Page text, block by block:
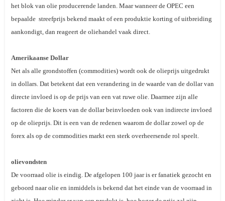
het blok van olie producerende landen. Maar wanneer de OPEC een
bepaalde streefprijs bekend maakt of een produktie korting of uitbreiding
aankondigt, dan reageert de oliehandel vaak direct.
Amerikaanse Dollar
Net als alle grondstoffen (commodities) wordt ook de olieprijs uitgedrukt
in dollars. Dat betekent dat een verandering in de waarde van de dollar van
directe invloed is op de prijs van een vat ruwe olie. Daarmee zijn alle
factoren die de koers van de dollar beinvloeden ook van indirecte invloed
op de olieprijs. Dit is een van de redenen waarom de dollar zowel op de
forex als op de commodities markt een sterk overheersende rol speelt.
olievondsten
De voorraad olie is eindig. De afgelopen 100 jaar is er fanatiek gezocht en
geboord naar olie en inmiddels is bekend dat het einde van de voorraad in